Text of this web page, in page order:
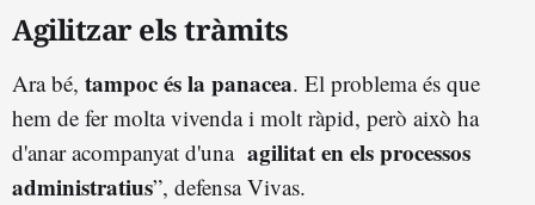
Agilitzar els tràmits
Ara bé, tampoc és la panacea. El problema és que
hem de fer molta vivenda i molt ràpid, però això ha
d'anar acompanyat d'una agilitat en els processos
administratius”, defensa Vivas.